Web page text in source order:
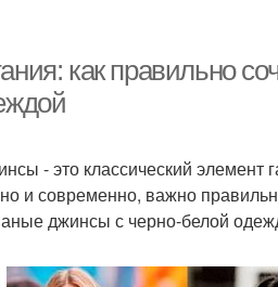
как правильно
- это классический элемент
и современно, важно
джинсы с черно-белой